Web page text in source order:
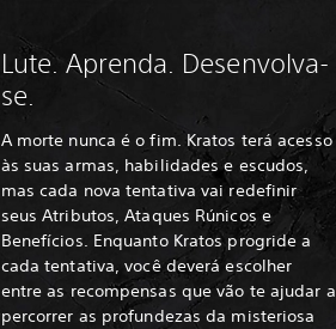
Lute. Aprenda. Desenvolva-
se.
A morte nunca é o fim. Kratos terá acesso
às suas armas, habilidades e escudos,
mas cada nova tentativa vai redefinir
seus Atributos, Ataques Rúnicos e
Benefícios. Enquanto Kratos progride a
cada tentativa, você deverá escolher
entre as recompensas que vão te ajudar a
percorrer as profundezas da misteriosa